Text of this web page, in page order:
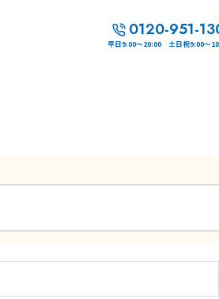
0120-951-
平日9:00～20:00 土日祝9:00～